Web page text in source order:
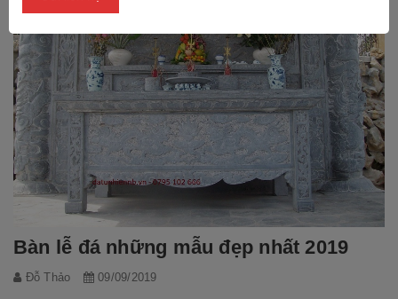
Bàn lễ đá những mẫu đẹp nhất 2019
Đỗ Thảo 09/09/2019